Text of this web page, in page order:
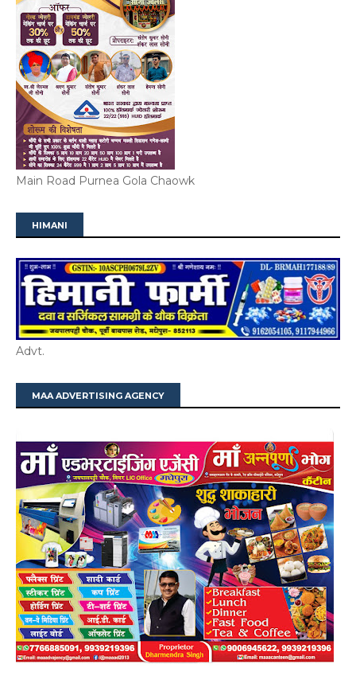
Main Road Purnea Gola Chaowk
HIMANI
Advt.
MAA ADVERTISING AGENCY